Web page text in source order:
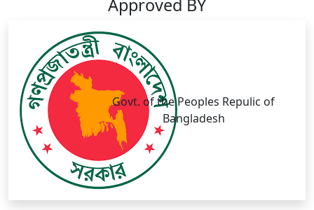
Approved BY
Govt. of the Peoples Repulic of
Bangladesh